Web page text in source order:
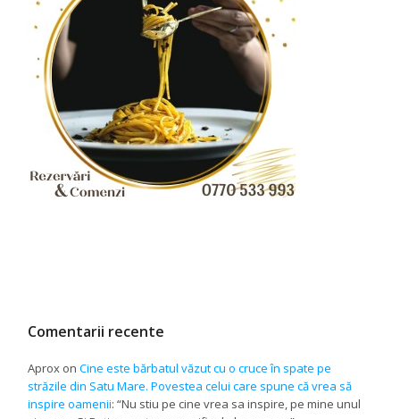
Comentarii recente
Aprox onCine este bărbatul văzut cu o cruce în spate pe
străzile din Satu Mare. Povestea celui care spune că vrea să
inspire oamenii: “Nu stiu pe cine vrea sa inspire, pe mine unul